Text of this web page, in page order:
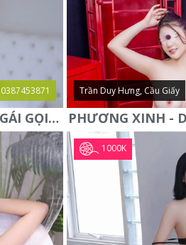
0387453871
KIỀU OANH-ĐẲNG CẤP GÁI GỌI XINH SANG-NGOAN NGOÃN
Trần Duy Hưng, Cầu Giấy
1000K